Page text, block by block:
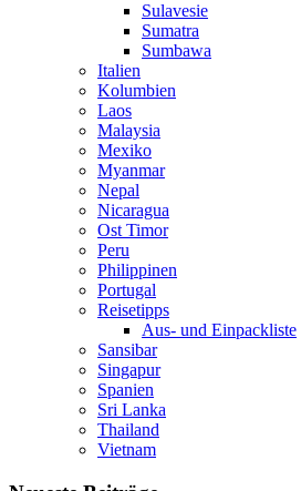
Sulavesie
Sumatra
Sumbawa
Italien
Kolumbien
Laos
Malaysia
Mexiko
Myanmar
Nepal
Nicaragua
Ost Timor
Peru
Philippinen
Portugal
Reisetipps
Aus- und Einpackliste
Sansibar
Singapur
Spanien
Sri Lanka
Thailand
Vietnam